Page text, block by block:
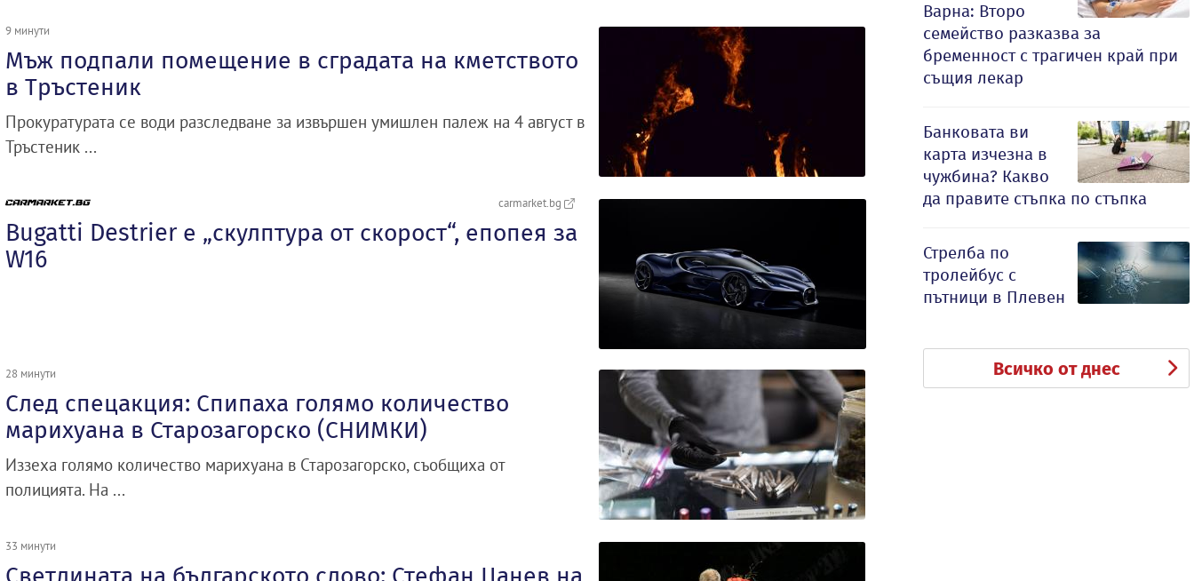
9 минути
Мъж подпали помещение в сградата на кметството
в Тръстеник
Прокуратурата се води разследване за извършен умишлен палеж на 4 август в
Тръстеник ...
carmarket.bg
Bugatti Destrier е „скулптура от скорост“, епопея за
W16
28 минути
След спецакция: Спипаха голямо количество
марихуана в Старозагорско (СНИМКИ)
Иззеха голямо количество марихуана в Старозагорско, съобщиха от
полицията. На ...
33 минути
Варна: Второ
семейство разказва за
бременност с трагичен край при
същия лекар
Банковата ви
карта изчезна в
чужбина? Какво
да правите стъпка по стъпка
Стрелба по
тролейбус с
пътници в Плевен
Всичко от днес